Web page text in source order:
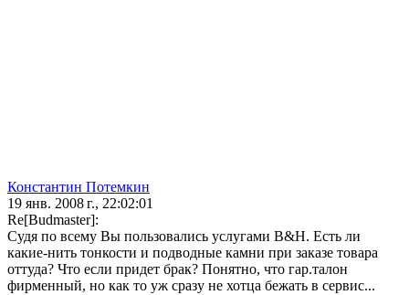
Константин Потемкин
19 янв. 2008 г., 22:02:01
Re[Budmaster]:
Судя по всему Вы пользовались услугами B&H. Есть ли
какие-нить тонкости и подводные камни при заказе товара
оттуда? Что если придет брак? Понятно, что гар.талон
фирменный, но как то уж сразу не хотца бежать в сервис...